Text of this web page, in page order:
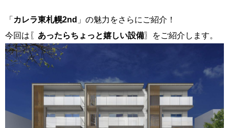
「 カレラ東札幌2nd 」の魅力をさらにご紹介！
今回は〖 あったらちょっと嬉しい設備〗をご紹介します。